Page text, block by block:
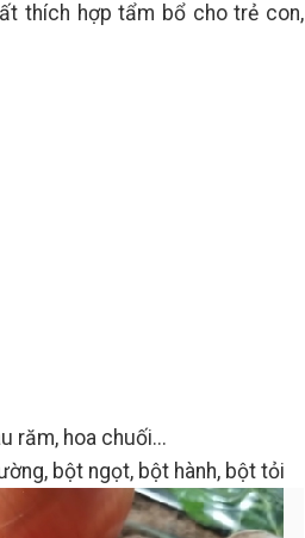
thích hợp tẩm bổ cho trẻ con,
răm, hoa chuối...
bột ngọt, bột hành, bột tỏi